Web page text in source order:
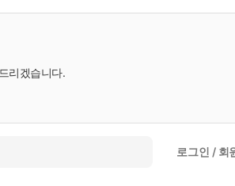
리겠습니다.
로그인 / 회